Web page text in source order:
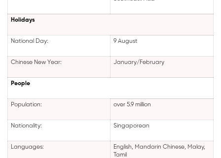
Holidays
National Day: 9 August
Chinese New Year: January/February
People
Population: over 5.9 million
Nationality: Singaporean
Languages:
English, Mandarin Chinese, Malay,
Tamil